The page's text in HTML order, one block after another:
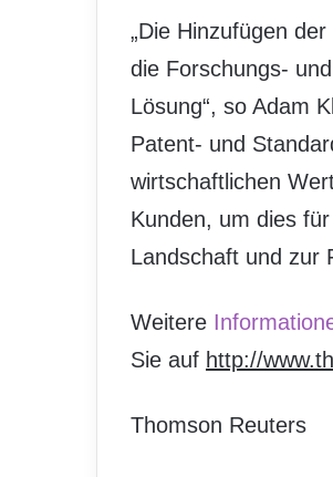
„Die Hinzufügen
die Forschungs-
Lösung“, so Adam
Patent- und
wirtschaftlichen
Kunden, um dies
Landschaft und zur
Weitere
Sie auf http://
Thomson Reuters